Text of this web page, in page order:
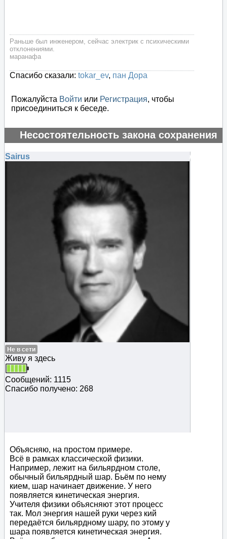
Раньше был инженером, сейчас электрик с психическими
отклонениями.
маранафа
Спасибо сказали: tokar_ev, пан Дора
Пожалуйста Войти или Регистрация, чтобы
присоединиться к беседе.
Несостоятельность закона сохранения
энергии
#135239
Sairus
Не в сети
Живу я здесь
Сообщений: 1115
Спасибо получено: 268
Объясняю, на простом примере.
Всё в рамках классической физики.
Например, лежит на бильярдном столе,
обычный бильярдный шар. Бьём по нему
кием, шар начинает движение. У него
появляется кинетическая энергия.
Учителя физики объясняют этот процесс
так. Мол энергия нашей руки через кий
передаётся бильярдному шару, по этому у
шара появляется кинетическая энергия.